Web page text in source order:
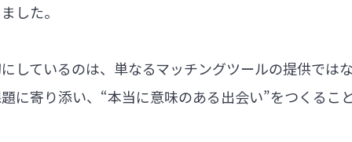
した。
しているのは、単なるマッチングツールの提供では
に寄り添い、“本当に意味のある出会い”をつくるこ